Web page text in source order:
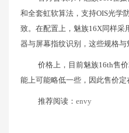
和全套虹软算法，支持OIS光学
致。在配置上，魅族16X同样采
器与屏幕指纹识别，这些规格与
价格上，目前魅族16th售
能上可能略低一些，因此售价定
推荐阅读： envy